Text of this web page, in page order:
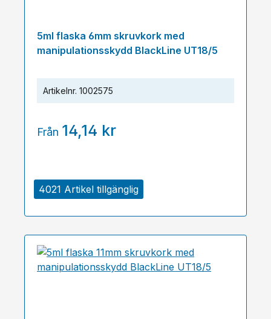
4021 Artikel tillgänglig
5ml flaska 6mm skruvkork med
manipulationsskydd BlackLine UT18/5
Artikelnr. 1002575
Från 14,14 kr